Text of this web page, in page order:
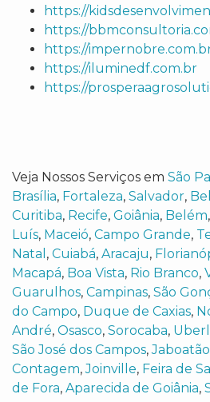
https://
https://
https://
https://iluminedf.com.br
https://
Veja Nossos Serviços em São
Brasília, Fortaleza, Salvador,
Curitiba, Recife, Goiânia, Belém,
Luís, Maceió, Campo Grande,
Natal , Cuiabá, Aracaju,
Macapá, Boa Vista, Rio Branco,
Guarulhos, Campinas, São
do Campo, Duque de Caxias,
André, Osasco, Sorocaba,
São José dos Campos,
Contagem,Joinville, Feira de
de Fora, Aparecida de Goiânia,